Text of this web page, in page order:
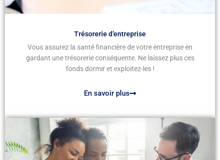
Trésorerie d’entreprise
Vous assurez la santé financière de votre entreprise en
gardant une trésorerie conséquente. Ne laissez plus ces
fonds dormir et exploitez-les !
En savoir plus